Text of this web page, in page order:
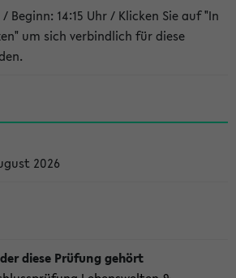
Beginn: 14:15 Uhr / Klicken Sie auf "In
um sich verbindlich für diese
2026